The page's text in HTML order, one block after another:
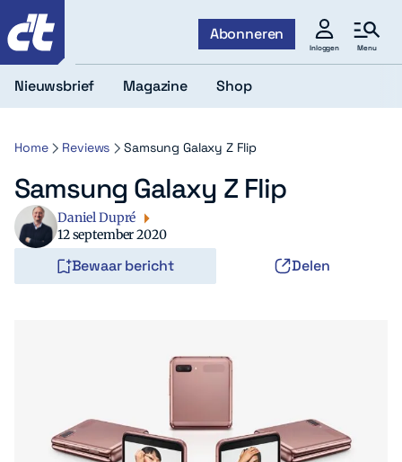
Abonneren
Inloggen Menu
Nieuwsbrief Magazine Shop
Home Reviews Samsung Galaxy Z Flip
Samsung Galaxy Z Flip
Daniel Dupré
12 september 2020
Bewaar bericht Delen